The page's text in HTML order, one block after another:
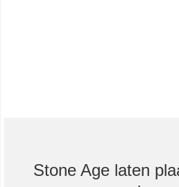
Stone Age laten